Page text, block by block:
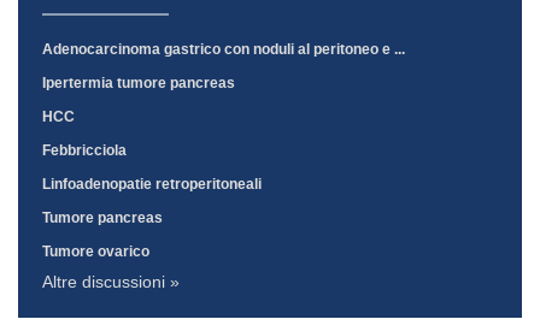
Adenocarcinoma gastrico con noduli al peritoneo e ...
Ipertermia tumore pancreas
HCC
Febbricciola
Linfoadenopatie retroperitoneali
Tumore pancreas
Tumore ovarico
Altre discussioni »